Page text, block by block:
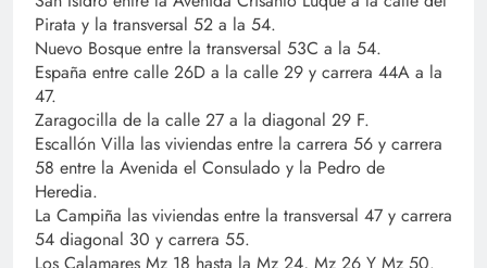
Pirata y la transversal 52 a la 54.
Nuevo Bosque entre la transversal 53C a la 54.
España entre calle 26D a la calle 29 y carrera 44A a la
47.
Zaragocilla de la calle 27 a la diagonal 29 F.
Escallón Villa las viviendas entre la carrera 56 y carrera
58 entre la Avenida el Consulado y la Pedro de
Heredia.
La Campiña las viviendas entre la transversal 47 y carrera
54 diagonal 30 y carrera 55.